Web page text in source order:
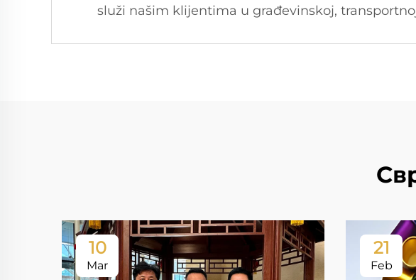
služi našim klijentima u građevinskoj,
10
Mar
21
Feb